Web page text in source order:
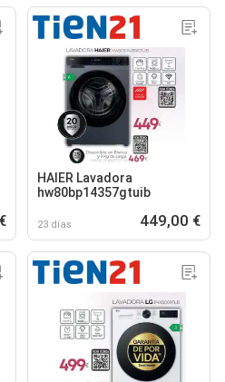
HAIER Lavadora
hw80bp14357gtuib
23 días 449,00 €